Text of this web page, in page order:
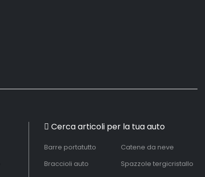
Cerca articoli per la tua auto
Barre portatutto
Braccioli auto
Catene da neve
Spazzole tergicristallo